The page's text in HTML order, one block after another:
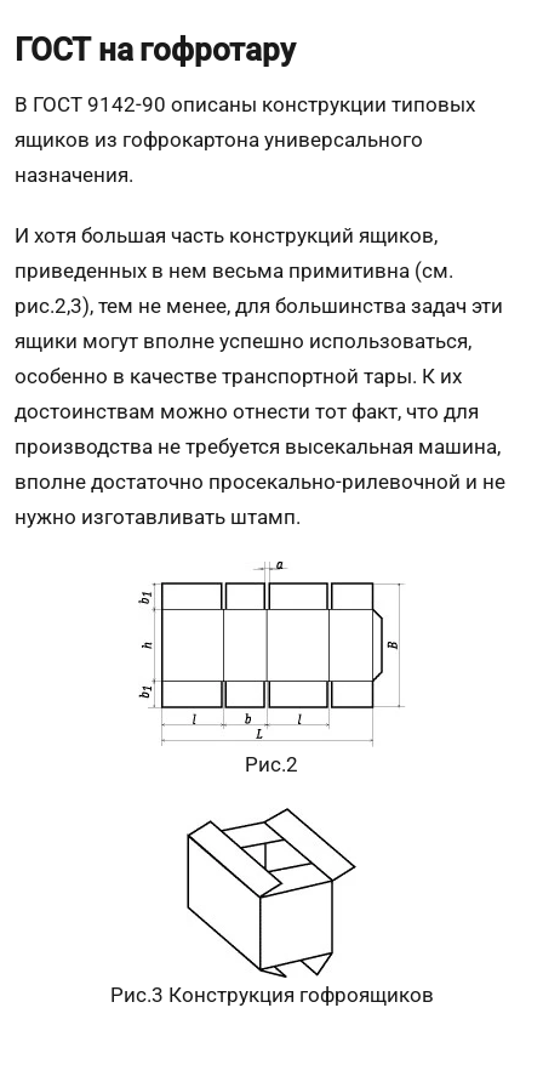
ГОСТ на гофротару
В ГОСТ 9142-90 описаны конструкции типовых
ящиков из гофрокартона универсального
назначения.
И хотя большая часть конструкций ящиков,
приведенных в нем весьма примитивна (см.
рис.2,3), тем не менее, для большинства задач эти
ящики могут вполне успешно использоваться,
особенно в качестве транспортной тары. К их
достоинствам можно отнести тот факт, что для
производства не требуется высекальная машина,
вполне достаточно просекально-рилевочной и не
нужно изготавливать штамп.
Рис.2
Рис.3 Конструкция гофроящиков